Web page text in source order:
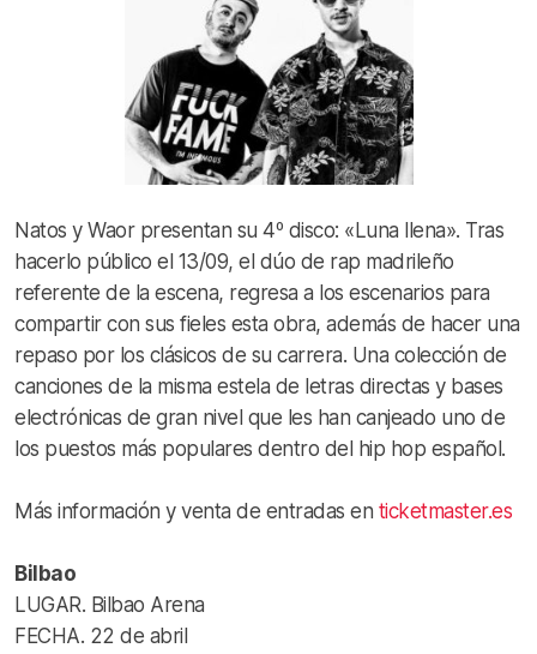
Natos y Waor presentan su 4º disco: «Luna llena». Tras
hacerlo público el 13/09, el dúo de rap madrileño
referente de la escena, regresa a los escenarios para
compartir con sus fieles esta obra, además de hacer una
repaso por los clásicos de su carrera. Una colección de
canciones de la misma estela de letras directas y bases
electrónicas de gran nivel que les han canjeado uno de
los puestos más populares dentro del hip hop español.
Más información y venta de entradas en ticketmaster.es
Bilbao
LUGAR. Bilbao Arena
FECHA. 22 de abril